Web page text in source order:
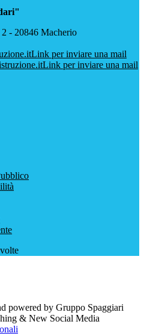
- 20846 Macherio
Link per inviare una mail
Link per inviare una mail
volte
powered by Gruppo Spaggiari
& New Social Media